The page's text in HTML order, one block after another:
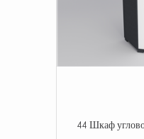
44 Шкаф